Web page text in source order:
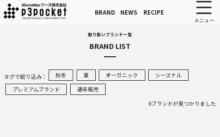
BRAND NEWS RECIPE
取り扱いブランド一覧
BRAND LIST
タグで絞り込み： 秋冬 夏 オーガニック
シーズナル
プレミアムブランド
通年販売
0ブランドが見つかりました